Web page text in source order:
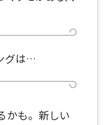
グは…
かも。新しい